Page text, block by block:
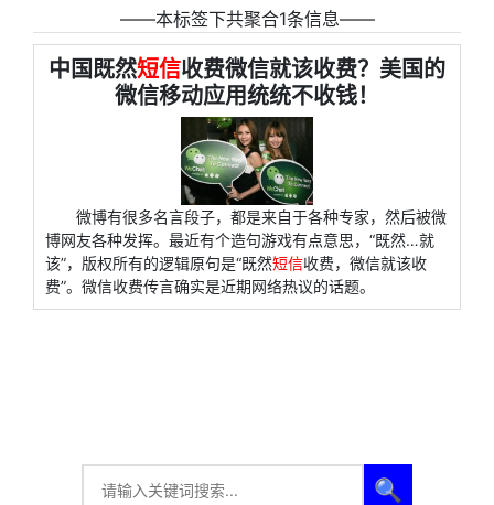
――本标签下共聚合1条信息――
中国既然短信收费微信就该收费？美国的
微信移动应用统统不收钱！
微博有很多名言段子，都是来自于各种专家，然后被微
博网友各种发挥。最近有个造句游戏有点意思，“既然…就
该”，版权所有的逻辑原句是“既然短信收费，微信就该收
费”。微信收费传言确实是近期网络热议的话题。
🔍